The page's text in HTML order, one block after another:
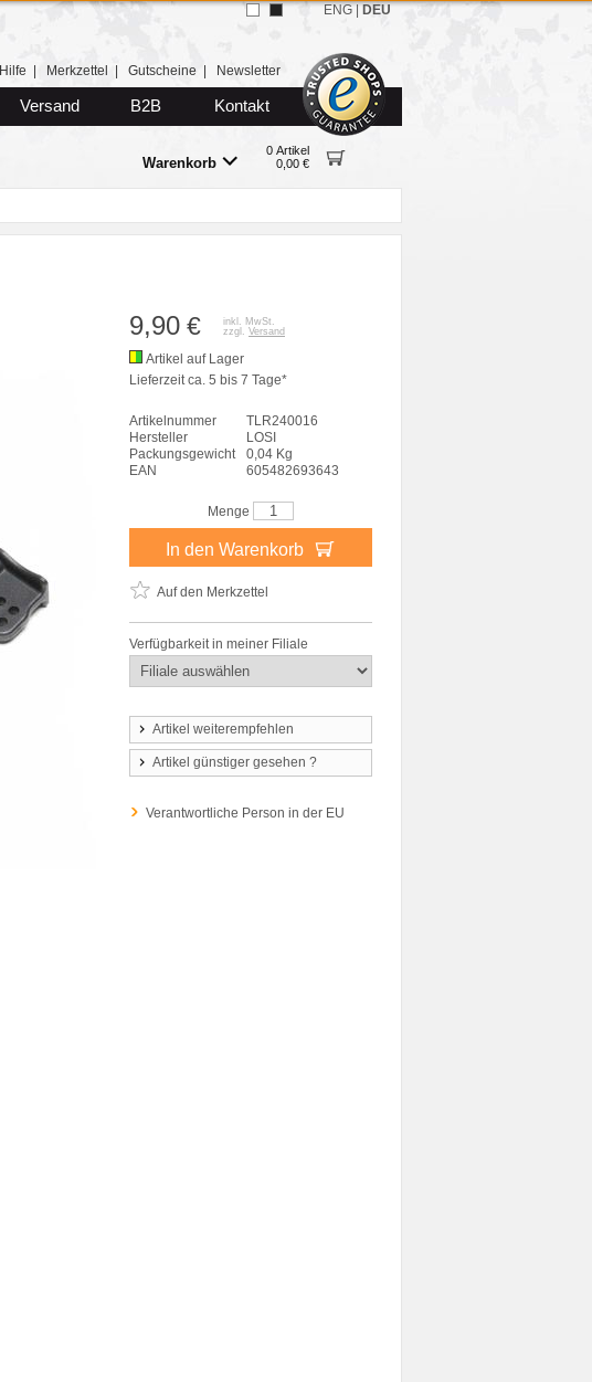
Hilfe Merkzettel Gutscheine Newsletter
Versand B2B Kontakt
Warenkorb
0 Artikel
0,00 €
ENG DEU
9,90 €
inkl. MwSt.
zzgl. Versand
Artikel auf Lager
Lieferzeit ca. 5 bis 7 Tage*
Artikelnummer
TLR240016
Hersteller
LOSI
Packungsgewicht
0,04 Kg
EAN
605482693643
Menge
In den Warenkorb
Auf den Merkzettel
Verfügbarkeit in meiner Filiale
Artikel weiterempfehlen
Artikel günstiger gesehen ?
Verantwortliche Person in der EU